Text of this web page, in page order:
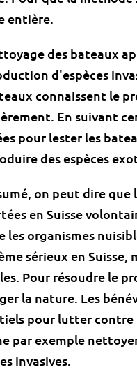
entière.
des bateaux
d'espèces
connaissent le
En suivant
pour lester les
des espèces
on peut dire que
en Suisse
les organismes
sérieux en
Pour résoudre le
la nature. Les
pour lutter contre
par exemple
invasives.